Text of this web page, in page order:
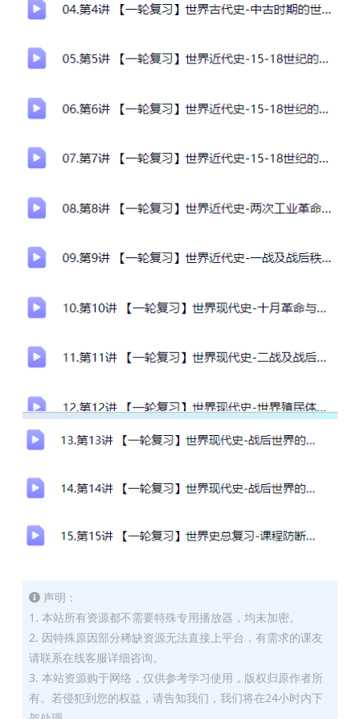
声明：
1. 本站所有资源都不需要特殊专用播放器，均未加密。
2. 因特殊原因部分稀缺资源无法直接上平台，有需求的课友
请联系在线客服详细咨询。
3. 本站资源购于网络，仅供参考学习使用，版权归原作者所
有。若侵犯到您的权益，请告知我们，我们将在24小时内下